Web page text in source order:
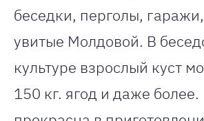
беседки, перголы,
увитые Молдовой. В
культуре взрослый куст
150 кг. ягод и даже